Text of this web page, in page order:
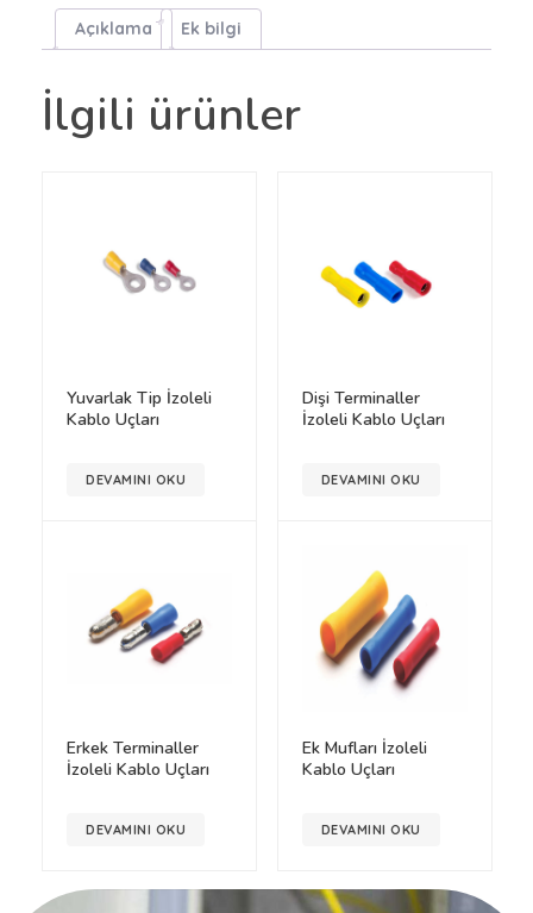
Açıklama Ek bilgi
İlgili ürünler
Yuvarlak Tip İzoleli
Kablo Uçları
DEVAMINI OKU
Dişi Terminaller
İzoleli Kablo Uçları
DEVAMINI OKU
Erkek Terminaller
İzoleli Kablo Uçları
DEVAMINI OKU
Ek Mufları İzoleli
Kablo Uçları
DEVAMINI OKU